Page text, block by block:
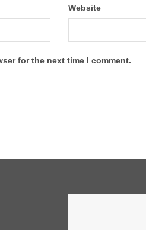
Website
for the next time I comment.